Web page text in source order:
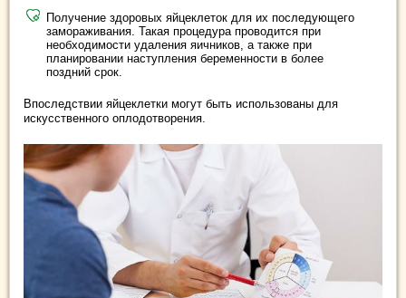
Получение здоровых яйцеклеток для их последующего
замораживания. Такая процедура проводится при
необходимости удаления яичников, а также при
планировании наступления беременности в более
поздний срок.
Впоследствии яйцеклетки могут быть использованы для
искусственного оплодотворения.